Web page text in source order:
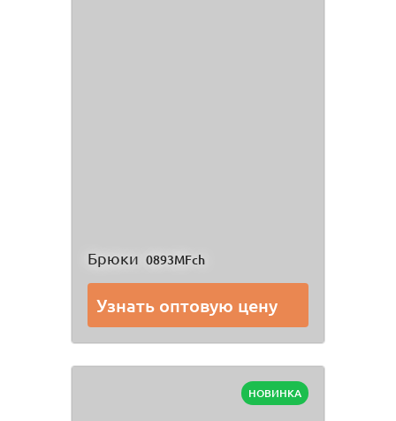
Брюки 0893MFch
Узнать оптовую цену
НОВИНКА